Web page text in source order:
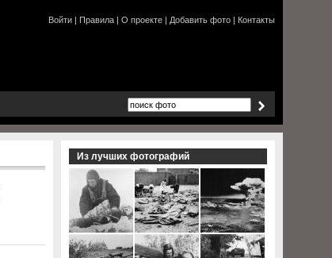
Войти | Правила | О проекте | Добавить фото | Контакты
Из лучших фотографий